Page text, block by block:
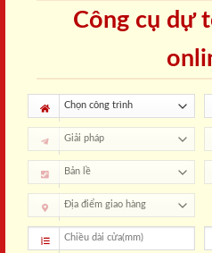
Công cụ dự